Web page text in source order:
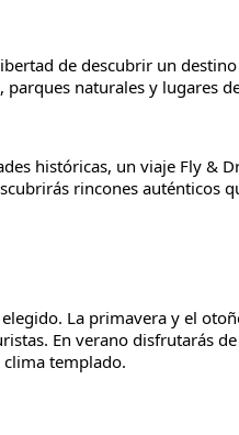
de descubrir un
naturales y lugares
históricas, un viaje Fly &
rincones auténticos
La primavera y el
En verano disfrutarás
templado.